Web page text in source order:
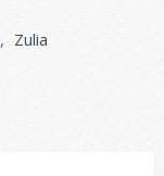
, Zulia